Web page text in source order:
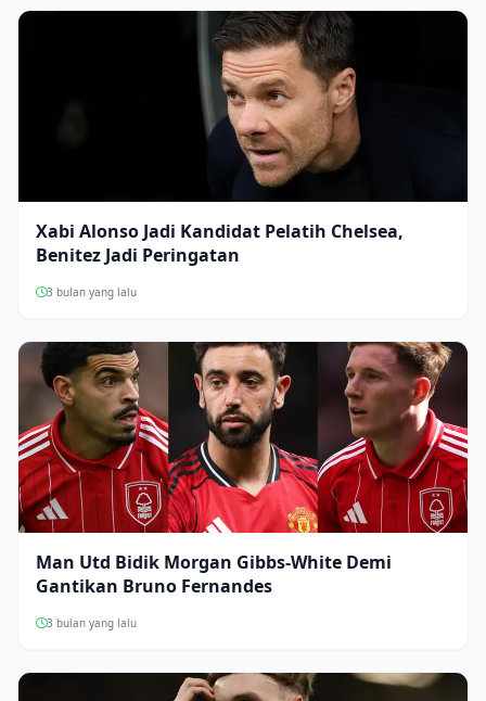
Xabi Alonso Jadi Kandidat Pelatih Chelsea,
Benitez Jadi Peringatan
3 bulan yang lalu
Man Utd Bidik Morgan Gibbs-White Demi
Gantikan Bruno Fernandes
3 bulan yang lalu